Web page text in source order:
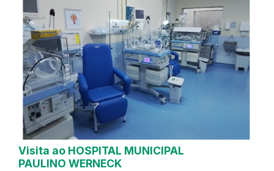
Visita ao HOSPITAL MUNICIPAL
PAULINO WERNECK